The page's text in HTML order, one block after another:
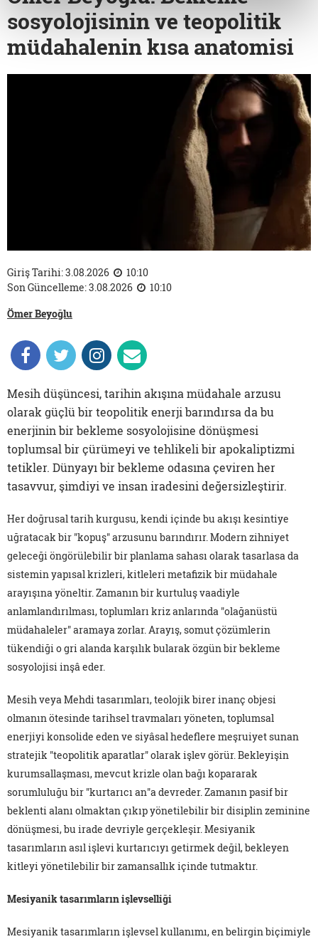
sosyolojisinin ve teopolitik
müdahalenin kısa anatomisi
Giriş Tarihi: 3.08.2026
10:10
Son Güncelleme: 3.08.2026
10:10
Ömer Beyoğlu
Mesih düşüncesi, tarihin akışına müdahale arzusu
olarak güçlü bir teopolitik enerji barındırsa da bu
enerjinin bir bekleme sosyolojisine dönüşmesi
toplumsal bir çürümeyi ve tehlikeli bir apokaliptizmi
tetikler. Dünyayı bir bekleme odasına çeviren her
tasavvur, şimdiyi ve insan iradesini değersizleştirir.
Her doğrusal tarih kurgusu, kendi içinde bu akışı kesintiye
uğratacak bir "kopuş" arzusunu barındırır. Modern zihniyet
geleceği öngörülebilir bir planlama sahası olarak tasarlasa da
sistemin yapısal krizleri, kitleleri metafizik bir müdahale
arayışına yöneltir. Zamanın bir kurtuluş vaadiyle
anlamlandırılması, toplumları kriz anlarında "olağanüstü
müdahaleler" aramaya zorlar. Arayış, somut çözümlerin
tükendiği o gri alanda karşılık bularak özgün bir bekleme
sosyolojisi inşâ eder.
Mesih veya Mehdi tasarımları, teolojik birer inanç objesi
olmanın ötesinde tarihsel travmaları yöneten, toplumsal
enerjiyi konsolide eden ve siyâsal hedeflere meşruiyet sunan
stratejik "teopolitik aparatlar" olarak işlev görür. Bekleyişin
kurumsallaşması, mevcut krizle olan bağı kopararak
sorumluluğu bir "kurtarıcı an"a devreder. Zamanın pasif bir
beklenti alanı olmaktan çıkıp yönetilebilir bir disiplin zeminine
dönüşmesi, bu irade devriyle gerçekleşir. Mesiyanik
tasarımların asıl işlevi kurtarıcıyı getirmek değil, bekleyen
kitleyi yönetilebilir bir zamansallık içinde tutmaktır.
Mesiyanik tasarımların işlevselliği
Mesiyanik tasarımların işlevsel kullanımı, en belirgin biçimiyle